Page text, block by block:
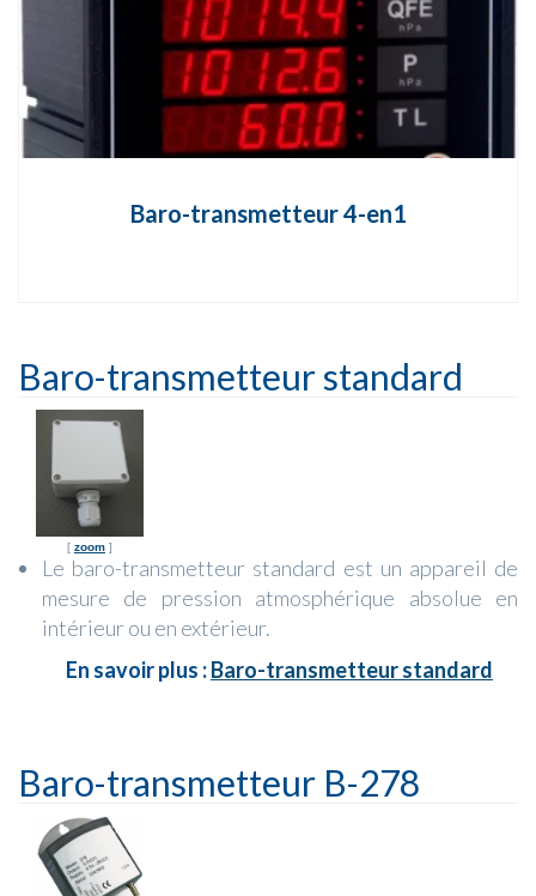
Baro-transmetteur 4-en1
Baro-transmetteur standard
[ zoom ]
Le baro-transmetteur standard est un appareil de
mesure de pression atmosphérique absolue en
intérieur ou en extérieur.
En savoir plus :Baro-transmetteur standard
Baro-transmetteur B-278